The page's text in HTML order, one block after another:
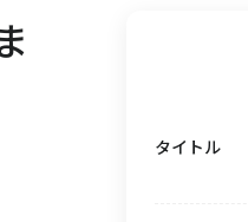
タイトル